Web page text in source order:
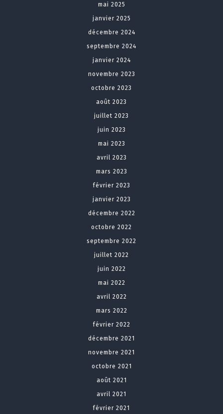
mai 2025
janvier 2025
décembre 2024
septembre 2024
janvier 2024
novembre 2023
octobre 2023
août 2023
juillet 2023
juin 2023
mai 2023
avril 2023
mars 2023
février 2023
janvier 2023
décembre 2022
octobre 2022
septembre 2022
juillet 2022
juin 2022
mai 2022
avril 2022
mars 2022
février 2022
décembre 2021
novembre 2021
octobre 2021
août 2021
avril 2021
février 2021